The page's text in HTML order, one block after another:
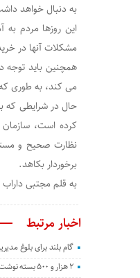
به دنبال خواهد
این روزها مردم
مشکلات آنها در
همچنین باید توجه
می کند، به طوری
حال در شرایطی که
کرده است، سازمان
نظارت صحیح و
برخوردار بکاهد.
به قلم مجتبی داراب
اخبار مرتبط
گام بلند برای بلوغ
۲ هزار و ۵۰۰ بسته نوشت‌افزار به دانش‌آموزان خوزستان رسید